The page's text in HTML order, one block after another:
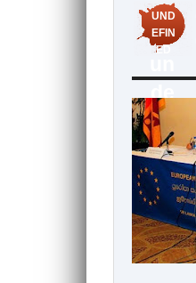
UND
EFIN
ED
de
fin
ed